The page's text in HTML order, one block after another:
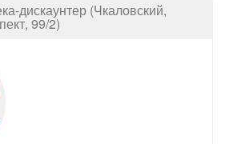
дискаунтер (Чкаловский,
99/2)